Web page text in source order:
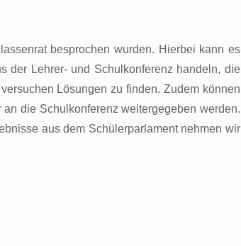
besprochen wurden. Hierbei kann es
der Lehrer- und Schulkonferenz handeln, die
Lösungen zu finden. Zudem können
die Schulkonferenz weitergegeben werden.
aus dem Schülerparlament nehmen wir